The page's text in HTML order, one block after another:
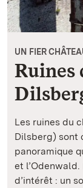
UN FIER
Ruines
Les ruines du
Dilsberg) sont
panoramique
et
d’intérêt : un